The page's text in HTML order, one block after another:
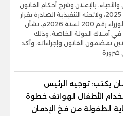
بالإعلان وشرح أحكام القانون
رقم 168 لسنة 2025، ولائحته التنفيذية الصادرة بقرار
رئيس مجلس الوزراء رقم 200 لسنة 2026م، بشأن
أملاك الدولة الخاصة، وذلك
بمضمون القانون وإجراءاته. وأكد
ضرورة
يكتب: توجيه الرئيس
الأطفال الهواتف خطوة
الطفولة من فخ الإدمان